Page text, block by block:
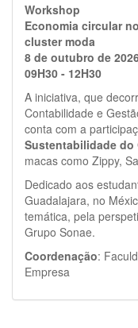
Workshop
Economia circular
cluster moda
8 de outubro de
09H30 - 12H30
A iniciativa, que
Contabilidade e
conta com a
Sustentabilidade do
macas como Zippy,
Dedicado aos
Guadalajara, no
temática, pela
Grupo Sonae.
Coordenação:
Empresa